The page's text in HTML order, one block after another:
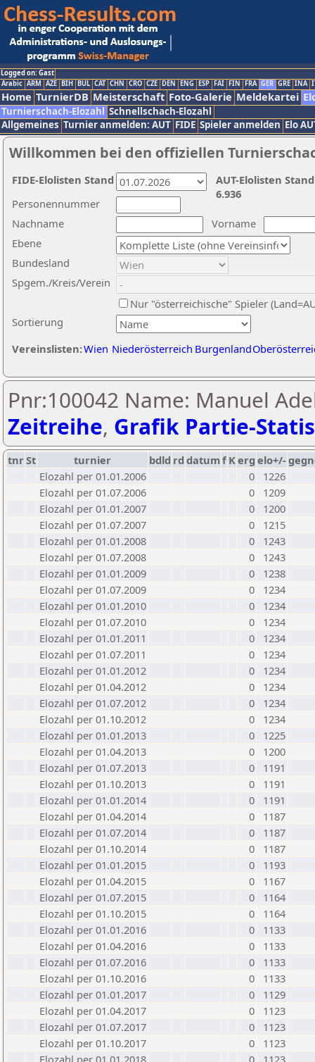
Logged on: Gast
Arabic ARM AZE BIH BUL CAT CHN CRO CZE DEN ENG ESP FAI FIN FRA GER GRE INA
Home TurnierDB Meisterschaft Foto-Galerie Meldekartei
Turnierschach-Elozahl Schnellschach-Elozahl
Allgemeines Turnier anmelden: AUT FIDE Spieler anmelden Elo
Willkommen bei den offiziellen
Nachname
Vorname
Ebene
Sortierung
Personennummer
Bundesland
Spgem./Kreis/Verein
Nur "österreichische" Spieler
Vereinslisten:Wien Niederösterreich Burgenland
AUT-Elolisten
6.936
FIDE-Elolisten Stand
Pnr:100042 Name: Manuel
Zeitreihe, Grafik Partie-
tnrSt turnier bdld rd datumf Kerg elo+/-
Elozahl per 01.01.2006
0
1226
Elozahl per 01.07.2006
0
1209
Elozahl per 01.01.2007
0
1200
Elozahl per 01.07.2007
0
1215
Elozahl per 01.01.2008
0
1243
Elozahl per 01.07.2008
0
1243
Elozahl per 01.01.2009
0
1238
Elozahl per 01.07.2009
0
1234
Elozahl per 01.01.2010
0
1234
Elozahl per 01.07.2010
0
1234
Elozahl per 01.01.2011
0
1234
Elozahl per 01.07.2011
0
1234
Elozahl per 01.01.2012
0
1234
Elozahl per 01.04.2012
0
1234
Elozahl per 01.07.2012
0
1234
Elozahl per 01.10.2012
0
1234
Elozahl per 01.01.2013
0
1225
Elozahl per 01.04.2013
0
1200
Elozahl per 01.07.2013
0
1191
Elozahl per 01.10.2013
0
1191
Elozahl per 01.01.2014
0
1191
Elozahl per 01.04.2014
0
1187
Elozahl per 01.07.2014
0
1187
Elozahl per 01.10.2014
0
1187
Elozahl per 01.01.2015
0
1193
Elozahl per 01.04.2015
0
1167
Elozahl per 01.07.2015
0
1164
Elozahl per 01.10.2015
0
1164
Elozahl per 01.01.2016
0
1133
Elozahl per 01.04.2016
0
1133
Elozahl per 01.07.2016
0
1133
Elozahl per 01.10.2016
0
1133
Elozahl per 01.01.2017
0
1129
Elozahl per 01.04.2017
0
1123
Elozahl per 01.07.2017
0
1123
Elozahl per 01.10.2017
0
1123
Elozahl per 01.01.2018
0
1123